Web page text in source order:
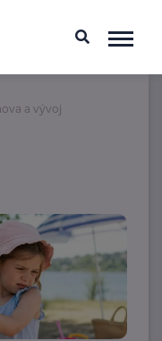
a vývoj